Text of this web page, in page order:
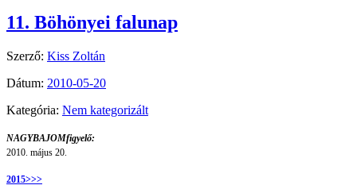
11. Böhönyei falunap
Szerző: Kiss Zoltán
Dátum: 2010-05-20
Kategória: Nem kategorizált
NAGYBAJOMfigyelő:
2010. május 20.
2015>>>